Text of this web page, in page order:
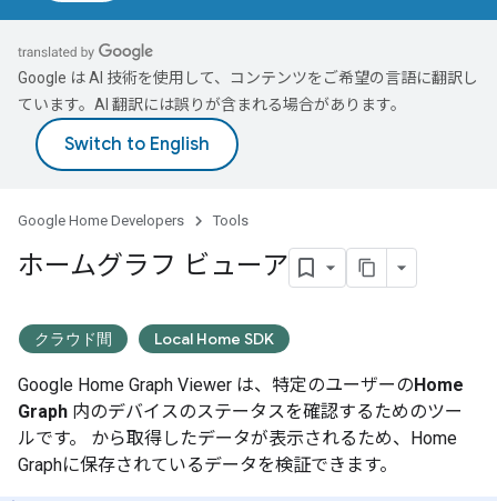
Google は AI 技術を使用して、コンテンツをご希望の言語に翻訳し
ています。AI 翻訳には誤りが含まれる場合があります。
Google Home Developers Tools
ホームグラフ ビューア
クラウド間 Local Home SDK
Google Home Graph Viewer は、特定のユーザーのHome
Graph 内のデバイスのステータスを確認するためのツー
ルです。 から取得したデータが表示されるため、 Home
Graphに保存されているデータを検証できます。